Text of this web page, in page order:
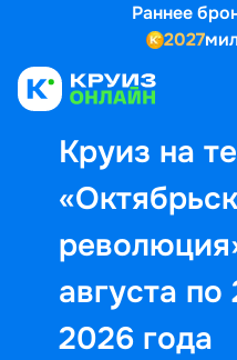
Раннее
2027
Круиз на
августа по
2026 года